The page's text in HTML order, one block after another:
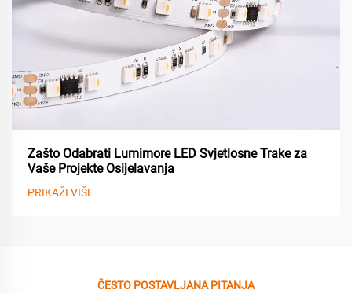
Zašto Odabrati Lumimore LED Svjetlosne Trake za
Vaše Projekte Osijelavanja
PRIKAŽI VIŠE
ČESTO POSTAVLJANA PITANJA